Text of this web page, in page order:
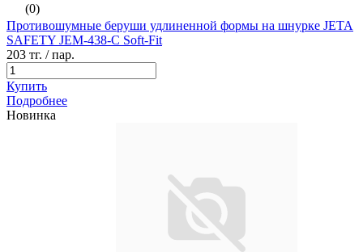
(0)
Противошумные беруши удлиненной формы на шнурке JETA
SAFETY JEM-438-C Soft-Fit
203 тг. / пар.
Купить
Подробнее
Новинка